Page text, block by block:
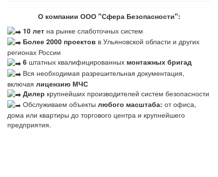
О компании ООО "Сфера Безопасности":
10 лет на рынке слаботочных систем
Более 2000 проектов в Ульяновской области и других
регионах России
6 штатных квалифицированных монтажных бригад
Вся необходимая разрешительная документация,
включая лицензию МЧС
Дилер крупнейших производителей систем безопасности
Обслуживаем объекты любого масштаба: от офиса,
дома или квартиры до торгового центра и крупнейшего
предприятия.